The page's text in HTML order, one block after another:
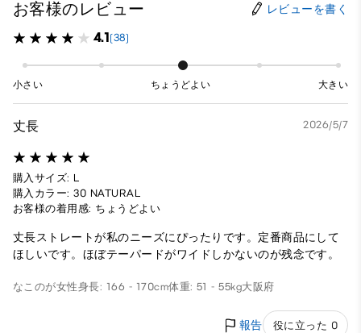
お客様のレビュー レビューを書く
4.1(38)
小さい ちょうどよい 大きい
丈長 2026/5/7
購入サイズ: L
購入カラー: 30 NATURAL
お客様の着用感: ちょうどよい
丈長ストレートが私のニーズにぴったりです。定番商品にして
ほしいです。ほぼテーパードがワイドしかないのが残念です。
なこのが女性身長: 166 - 170cm体重: 51 - 55kg大阪府
報告 役に立った 0